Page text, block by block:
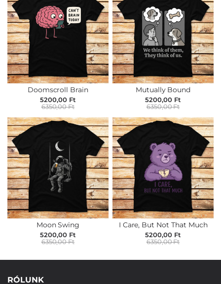
Doomscroll Brain
5200,00 Ft
6350,00 Ft
Mutually Bound
5200,00 Ft
6350,00 Ft
Moon Swing
5200,00 Ft
6350,00 Ft
I Care, But Not That Much
5200,00 Ft
6350,00 Ft
RÓLUNK